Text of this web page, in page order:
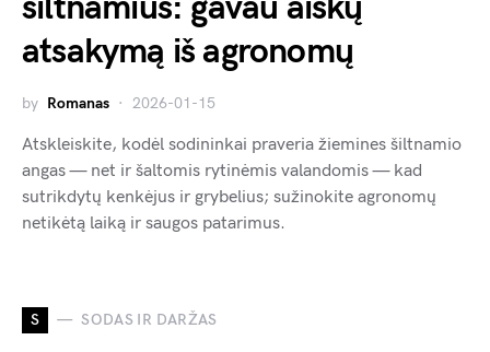
atsakymą iš agronomų
by Romanas 2026-01-15
Atskleiskite, kodėl sodininkai praveria žiemines šiltnamio
angas — net ir šaltomis rytinėmis valandomis — kad
sutrikdytų kenkėjus ir grybelius; sužinokite agronomų
netikėtą laiką ir saugos patarimus.
S SODAS IR DARŽAS